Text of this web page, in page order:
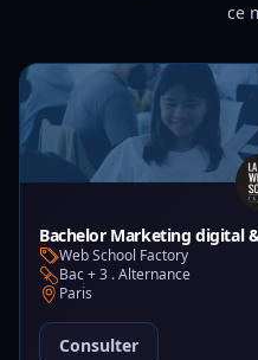
ce
Bachelor Marketing digital
Web School Factory
Bac + 3 . Alternance
Paris
Consulter